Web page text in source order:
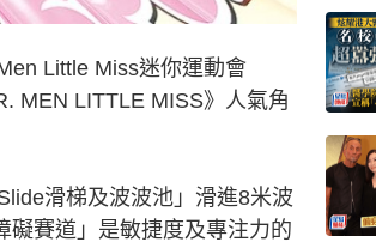
Little Miss迷你運動會
MEN LITTLE MISS》人氣角
滑梯及波波池」滑進8米波
礙賽道」是敏捷度及專注力的